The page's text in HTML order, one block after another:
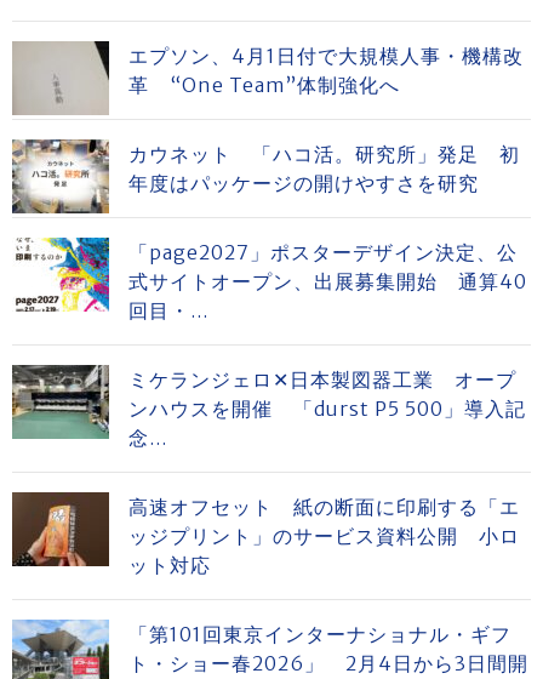
エプソン、4月1日付で大規模人事・機構改
革 “One Team”体制強化へ
カウネット 「ハコ活。研究所」発足 初
年度はパッケージの開けやすさを研究
「page2027」ポスターデザイン決定、公
式サイトオープン、出展募集開始 通算40
回目・...
ミケランジェロ✕日本製図器工業 オープ
ンハウスを開催 「durst P5 500」導入記
念...
高速オフセット 紙の断面に印刷する「エ
ッジプリント」のサービス資料公開 小ロ
ット対応
「第101回東京インターナショナル・ギフ
ト・ショー春2026」 2月4日から3日間開